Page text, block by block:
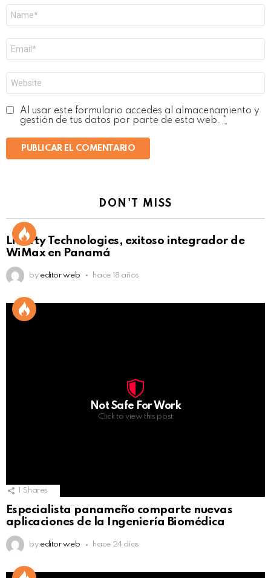
electrónico
*
Al usar este formulario accedes al almacenamiento y
gestión de tus datos por parte de esta web. *
DON'T MISS
Liberty Technologies, exitoso integrador de
WiMax en Panamá
by editor web hace 18 años
Not Safe For Work
Click to view this post
Shares
Especialista panameño comparte nuevas
aplicaciones de la Ingeniería Biomédica
by editor web hace 24 días